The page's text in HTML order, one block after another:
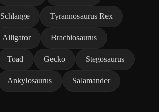
Schlange Tyrannosaurus Rex
Alligator Brachiosaurus
Toad Gecko Stegosaurus
Ankylosaurus Salamander